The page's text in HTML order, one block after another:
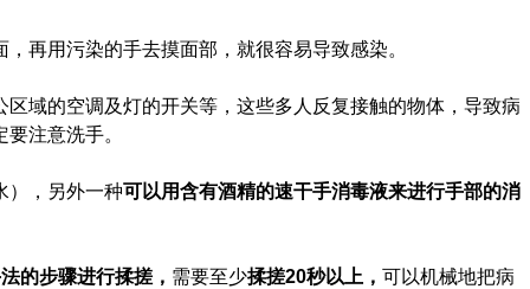
再用污染的手去摸面部，就很容易导致感染。
域的空调及灯的开关等，这些多人反复接触的物体，导致病
注意洗手。
），另外一种可以用含有酒精的速干手消毒液来进行手部的消
的步骤进行揉搓， 需要至少揉搓20秒以上， 可以机械地把病